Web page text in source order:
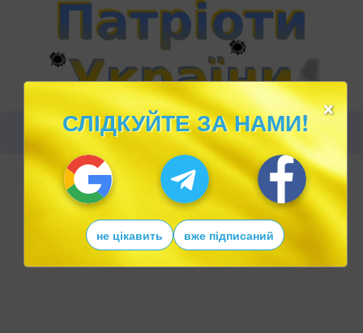
×
СЛІДКУЙТЕ ЗА НАМИ!
не цікавить вже підписаний